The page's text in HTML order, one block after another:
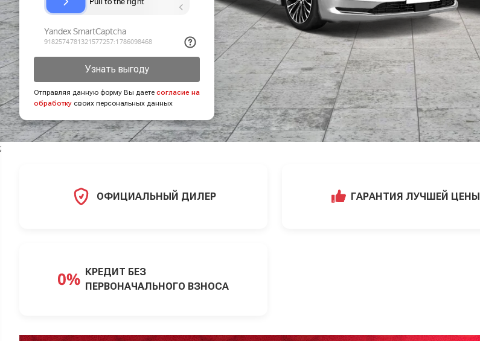
Узнать выгоду
Отправляя данную форму Вы даете согласие на
обработку своих персональных данных
;
ОФИЦИАЛЬНЫЙ ДИЛЕР ГАРАНТИЯ ЛУЧШЕЙ ЦЕНЫ
КРЕДИТ БЕЗ
ПЕРВОНАЧАЛЬНОГО ВЗНОСА